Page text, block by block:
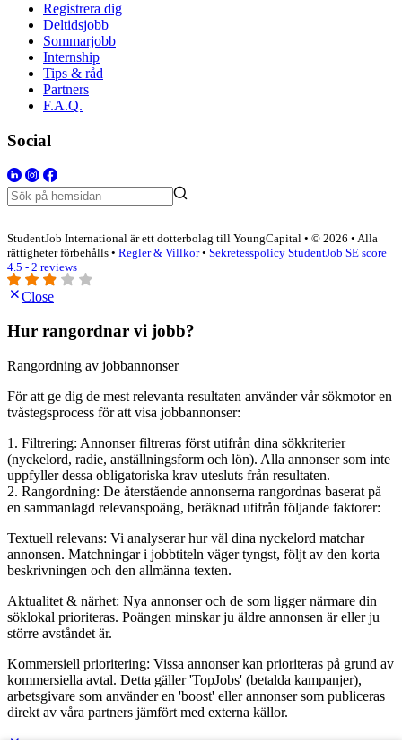
Registrera dig
Deltidsjobb
Sommarjobb
Internship
Tips & råd
Partners
F.A.Q.
Social
StudentJob International är ett dotterbolag till YoungCapital • © 2026 • Alla
rättigheter förbehålls • Regler & Villkor• Sekretesspolicy StudentJob SE score
4.5 - 2 reviews
Close
Hur rangordnar vi jobb?
Rangordning av jobbannonser
För att ge dig de mest relevanta resultaten använder vår sökmotor en
tvåstegsprocess för att visa jobbannonser:
1. Filtrering: Annonser filtreras först utifrån dina sökkriterier
(nyckelord, radie, anställningsform och lön). Alla annonser som inte
uppfyller dessa obligatoriska krav utesluts från resultaten.
2. Rangordning: De återstående annonserna rangordnas baserat på
en sammanlagd relevanspoäng, beräknad utifrån följande faktorer:
Textuell relevans: Vi analyserar hur väl dina nyckelord matchar
annonsen. Matchningar i jobbtiteln väger tyngst, följt av den korta
beskrivningen och den allmänna texten.
Aktualitet & närhet: Nya annonser och de som ligger närmare din
söklokal prioriteras. Poängen minskar ju äldre annonsen är eller ju
större avståndet är.
Kommersiell prioritering: Vissa annonser kan prioriteras på grund av
kommersiella avtal. Detta gäller 'TopJobs' (betalda kampanjer),
arbetsgivare som använder en 'boost' eller annonser som publiceras
direkt av våra partners jämfört med externa källor.